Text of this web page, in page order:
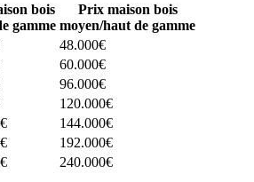
bois
gamme
Prix maison bois
moyen/haut de gamme
48.000€
60.000€
96.000€
120.000€
144.000€
192.000€
240.000€